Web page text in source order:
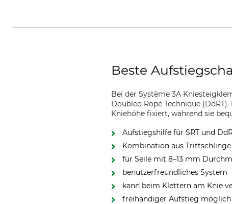
Beste
Bei der Système 3A
Doubled Rope Technique
Kniehöhe fixiert, während sie
Aufstiegshilfe für SRT und
Kombination aus
für Seile mit 8–13 mm
benutzerfreundliches System
kann beim Klettern am Knie
freihändiger Aufstieg möglich